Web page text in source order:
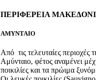
ΠΕΡΙΦΕΡΕΙΑ
ΑΜΥΝΤΑΙΟ
Aπό τις τελευταίες
Αμύνταιο, φέτος αναμένει
ποικιλίες και τα πρώιμα